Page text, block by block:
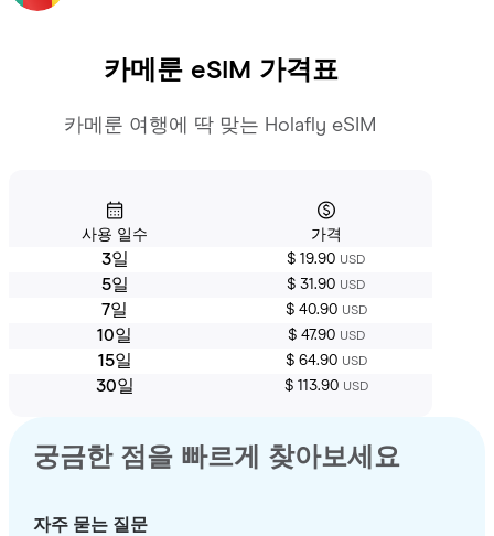
카메룬eSIM 가격표
카메룬 여행에 딱 맞는 Holafly eSIM
사용 일수 가격
3일 $ 19.90 USD
5일 $ 31.90 USD
7일 $ 40.90 USD
10일 $ 47.90 USD
15일 $ 64.90 USD
30일 $ 113.90 USD
궁금한 점을 빠르게 찾아보세요
자주 묻는 질문